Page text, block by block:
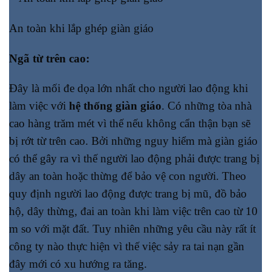
An toàn khi lắp ghép giàn giáo
Ngã từ trên cao:
Đây là mối đe dọa lớn nhất cho người lao động khi
làm việc với hệ thống giàn giáo. Có những tòa nhà
cao hàng trăm mét vì thế nếu không cẩn thận bạn sẽ
bị rớt từ trên cao. Bởi những nguy hiểm mà giàn giáo
có thể gây ra vì thế người lao động phải được trang bị
dây an toàn hoặc thừng để bảo vệ con người. Theo
quy định người lao động được trang bị mũ, đồ bảo
hộ, dây thừng, đai an toàn khi làm việc trên cao từ 10
m so với mặt đất. Tuy nhiên những yêu cầu này rất ít
công ty nào thực hiện vì thế việc sảy ra tai nạn gần
đây mới có xu hướng ra tăng.